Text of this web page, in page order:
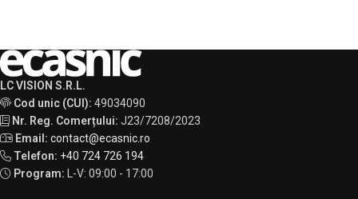
LC VISION S.R.L.
Cod unic (CUI): 49034090
Nr. Reg. Comerțului: J23/7208/2023
Email: contact@ecasnic.ro
Telefon: +40 724 726 194
Program:
L-V: 09:00 - 17:00